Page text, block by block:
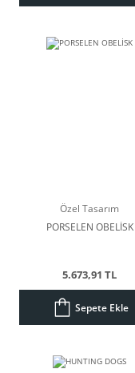
Özel Tasarım
PORSELEN OBELİSK
5.673,91 TL
Sepete Ekle